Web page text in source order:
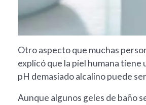
Otro aspecto que muchas
explicó que la piel humana
pH demasiado alcalino puede
Aunque algunos geles de baño